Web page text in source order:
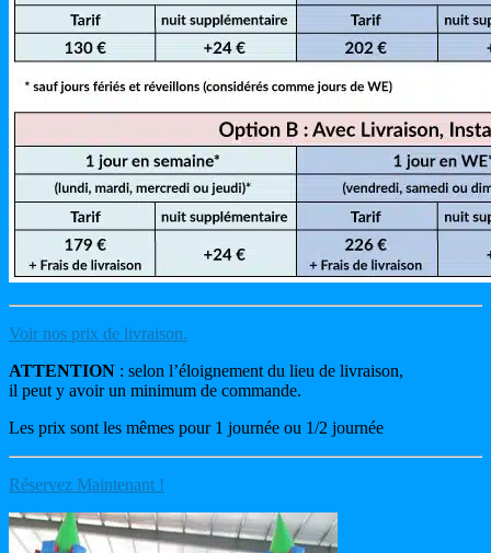
Voir nos prix de livraison.
ATTENTION : selon l’éloignement du lieu de livraison,
il peut y avoir un minimum de commande.
Les prix sont les mêmes pour 1 journée ou 1/2 journée
Réservez Maintenant !